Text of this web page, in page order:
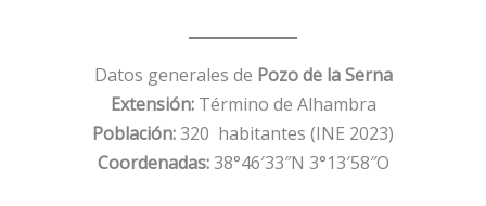
Datos generales de Pozo de la Serna
Extensión:Término de Alhambra
Población:320 habitantes (INE 2023)
Coordenadas:38°46′33″N 3°13′58″O